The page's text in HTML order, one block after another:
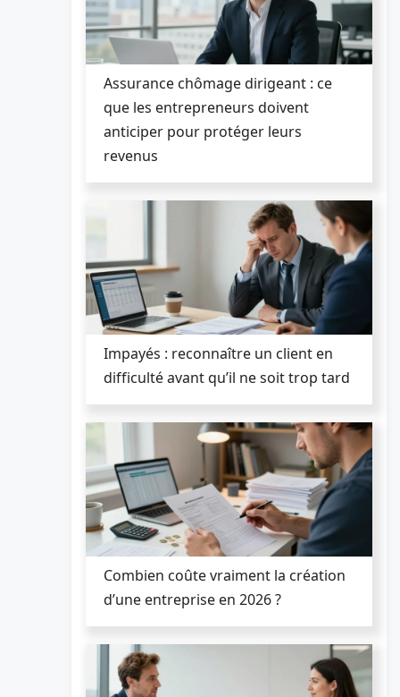
Assurance chômage dirigeant : ce
que les entrepreneurs doivent
anticiper pour protéger leurs
revenus
Impayés : reconnaître un client en
difficulté avant qu’il ne soit trop tard
Combien coûte vraiment la création
d’une entreprise en 2026 ?